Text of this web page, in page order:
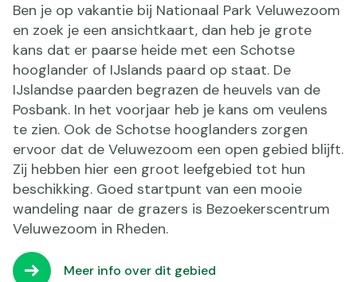
Ben je op vakantie bij Nationaal Park Veluwezoom
en zoek je een ansichtkaart, dan heb je grote
kans dat er paarse heide met een Schotse
hooglander of IJslands paard op staat. De
IJslandse paarden begrazen de heuvels van de
Posbank. In het voorjaar heb je kans om veulens
te zien. Ook de Schotse hooglanders zorgen
ervoor dat de Veluwezoom een open gebied blijft.
Zij hebben hier een groot leefgebied tot hun
beschikking. Goed startpunt van een mooie
wandeling naar de grazers is Bezoekerscentrum
Veluwezoom in Rheden.
Meer info over dit gebied